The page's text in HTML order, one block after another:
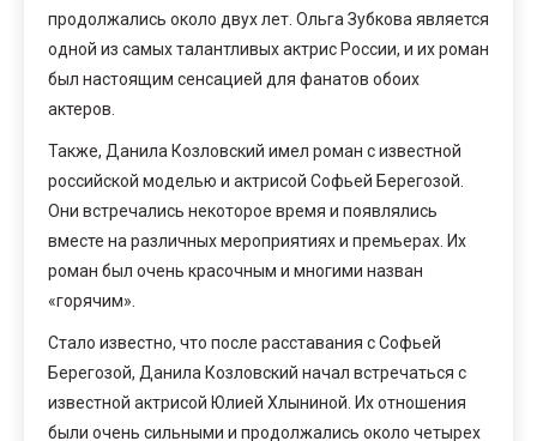
продолжались около двух лет. Ольга Зубкова является
одной из самых талантливых актрис России, и их роман
был настоящим сенсацией для фанатов обоих
актеров.
Также, Данила Козловский имел роман с известной
российской моделью и актрисой Софьей Берегозой.
Они встречались некоторое время и появлялись
вместе на различных мероприятиях и премьерах. Их
роман был очень красочным и многими назван
«горячим».
Стало известно, что после расставания с Софьей
Берегозой, Данила Козловский начал встречаться с
известной актрисой Юлией Хлыниной. Их отношения
были очень сильными и продолжались около четырех